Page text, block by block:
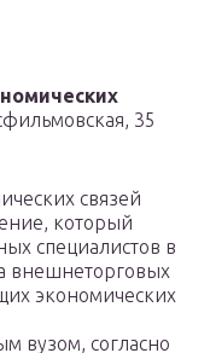
35
связей
который
специалистов в
внешнеторговых
экономических
вузом, согласно